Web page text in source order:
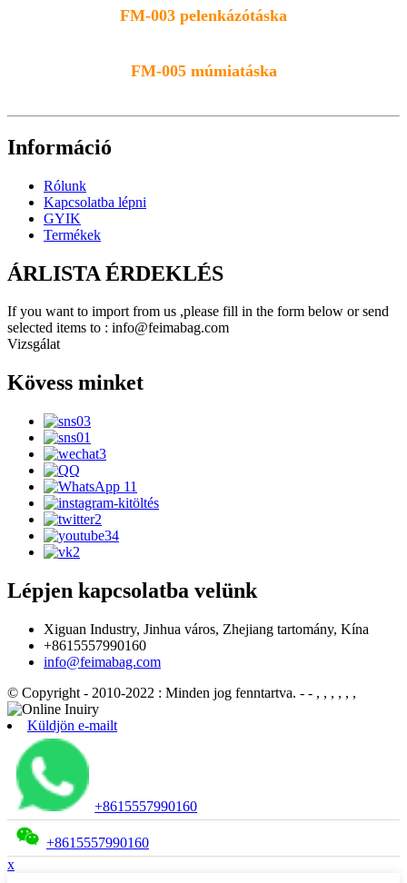
FM-003 pelenkázótáska
FM-005 múmiatáska
Információ
Rólunk
Kapcsolatba lépni
GYIK
Termékek
ÁRLISTA ÉRDEKLÉS
If you want to import from us ,please fill in the form below or send
selected items to : info@feimabag.com
Vizsgálat
Kövess minket
Lépjen kapcsolatba velünk
Xiguan Industry, Jinhua város, Zhejiang tartomány, Kína
+8615557990160
info@feimabag.com
© Copyright - 2010-2022 : Minden jog fenntartva. - - , , , , , ,
Küldjön e-mailt
+8615557990160
+8615557990160
x